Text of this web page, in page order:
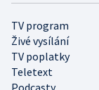
TV program
Živé vysílání
TV poplatky
Teletext